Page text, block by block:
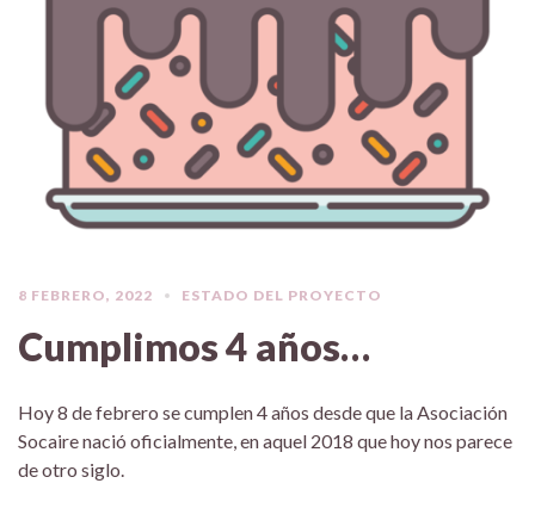
8 FEBRERO, 2022 ESTADO DEL PROYECTO
Cumplimos 4 años…
Hoy 8 de febrero se cumplen 4 años desde que la Asociación
Socaire nació oficialmente, en aquel 2018 que hoy nos parece
de otro siglo.